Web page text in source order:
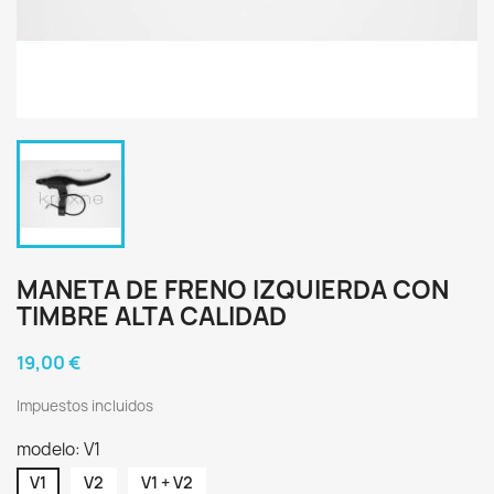
MANETA DE FRENO IZQUIERDA CON
TIMBRE ALTA CALIDAD
19,00 €
Impuestos incluidos
modelo: V1
V1 V2 V1 + V2